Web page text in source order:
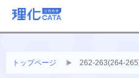
トップページ 262-263(264-